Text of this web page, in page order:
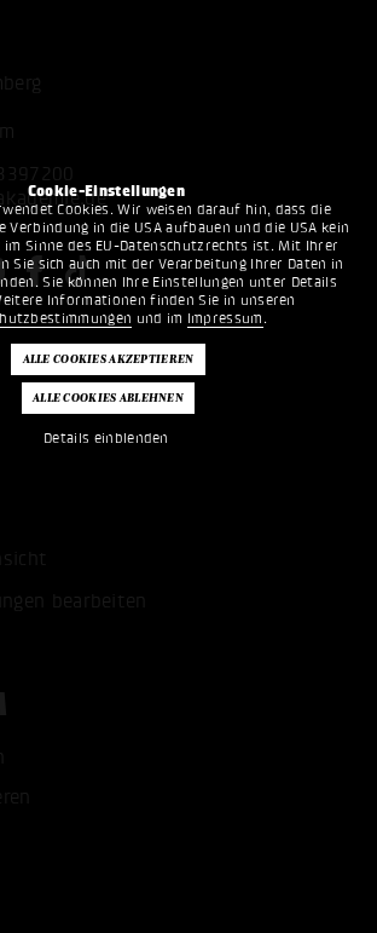
Cookie-Einstellungen
Cookies. Wir weisen darauf hin, dass die
Verbindung in die USA aufbauen und die USA kein
Sinne des EU-Datenschutzrechts ist. Mit Ihrer
Sie sich auch mit der Verarbeitung Ihrer Daten in
Sie können Ihre Einstellungen unter Details
Informationen finden Sie in unseren
und im Impressum .
Details einblenden
bearbeiten